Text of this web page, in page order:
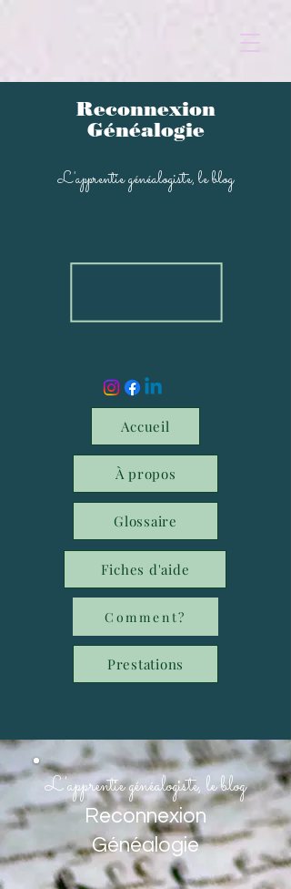
Reconnexion
Généalogie
L'apprentie généalogiste, le blog
Accueil
À propos
Glossaire
Fiches d'aide
Comment?
Prestations
L'apprentie généalogiste, le blog
Reconnexion
Généalogie